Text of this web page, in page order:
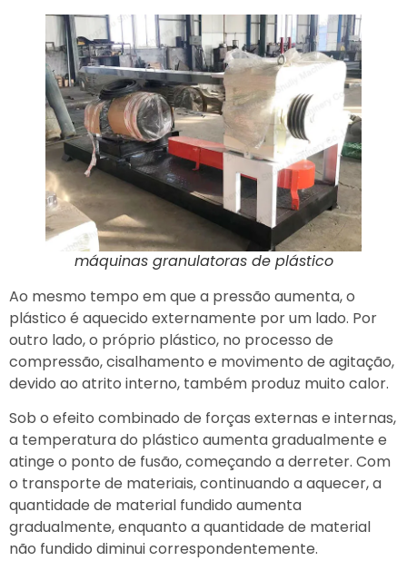
máquinas granulatoras de plástico
Ao mesmo tempo em que a pressão aumenta, o
plástico é aquecido externamente por um lado. Por
outro lado, o próprio plástico, no processo de
compressão, cisalhamento e movimento de agitação,
devido ao atrito interno, também produz muito calor.
Sob o efeito combinado de forças externas e internas,
a temperatura do plástico aumenta gradualmente e
atinge o ponto de fusão, começando a derreter. Com
o transporte de materiais, continuando a aquecer, a
quantidade de material fundido aumenta
gradualmente, enquanto a quantidade de material
não fundido diminui correspondentemente.